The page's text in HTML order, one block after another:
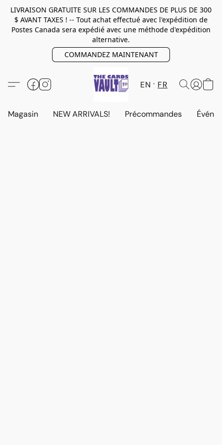
LIVRAISON GRATUITE SUR LES COMMANDES DE PLUS DE 300
$ AVANT TAXES ! -- Tout achat effectué avec l'expédition de
Postes Canada sera expédié avec une méthode d'expédition
alternative.
COMMANDEZ MAINTENANT
EN FR
Magasin NEW ARRIVALS! Précommandes